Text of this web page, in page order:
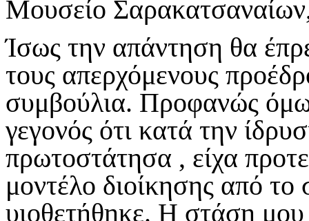
Μουσείο
Ίσως την απάντηση θα
τους απερχόμενους
συμβούλια. Προφανώς
γεγονός ότι κατά την
πρωτοστάτησα , είχα
μοντέλο διοίκησης από
υιοθετήθηκε. Η στάση μου